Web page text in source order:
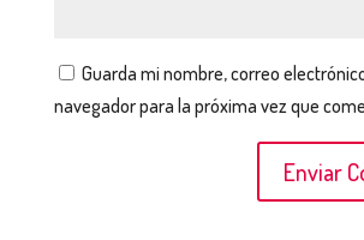
Guarda mi nombre, correo
navegador para la próxima vez que